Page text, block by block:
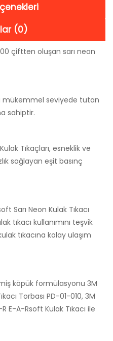
(0)
çiftten oluşan sarı neon
mükemmel seviyede tutan
sahiptir.
Tıkaçları, esneklik ve
sağlayan eşit basınç
Sarı Neon Kulak Tıkacı
tıkacı kullanımını teşvik
tıkacına kolay ulaşım
köpük formülasyonu 3M
Torbası PD-01-010, 3M
E-A-Rsoft Kulak Tıkacı ile